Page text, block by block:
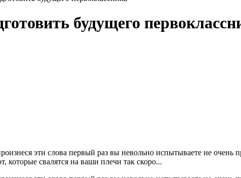
будущего
эти слова первый раз вы невольно испытываете не
которые свалятся на ваши плечи так скоро...